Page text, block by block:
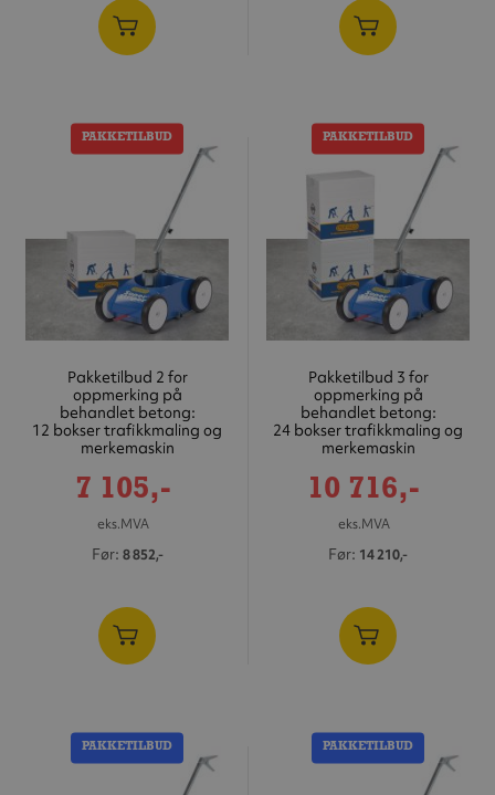
PAKKETILBUD
Pakketilbud 2 for
oppmerking på
behandlet betong:
12 bokser trafikkmaling og
merkemaskin
Tilbudspris
7 105,-
eks.MVA
Før 8 852,-
PAKKETILBUD
Pakketilbud 3 for
oppmerking på
behandlet betong:
24 bokser trafikkmaling og
merkemaskin
Tilbudspris
10 716,-
eks.MVA
Før 14 210,-
PAKKETILBUD PAKKETILBUD